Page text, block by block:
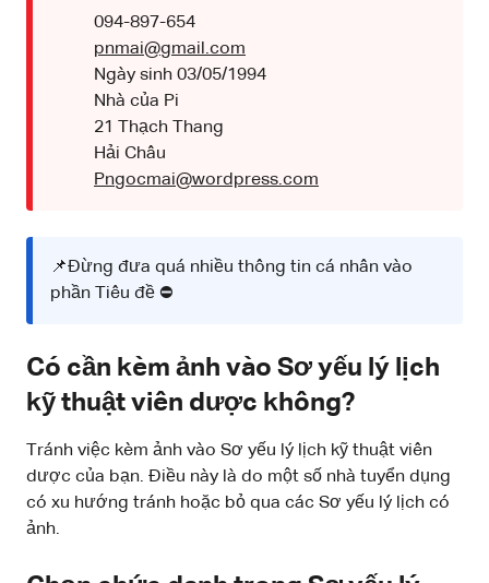
094-897-654
pnmai@gmail.com
Ngày sinh 03/05/1994
Nhà của Pi
21 Thạch Thang
Hải Châu
Pngocmai@wordpress.com
📌Đừng đưa quá nhiều thông tin cá nhân vào
phần Tiêu đề ⛔
Có cần kèm ảnh vào Sơ yếu lý lịch
kỹ thuật viên dược không?
Tránh việc kèm ảnh vào Sơ yếu lý lịch kỹ thuật viên
dược của bạn. Điều này là do một số nhà tuyển dụng
có xu hướng tránh hoặc bỏ qua các Sơ yếu lý lịch có
ảnh.